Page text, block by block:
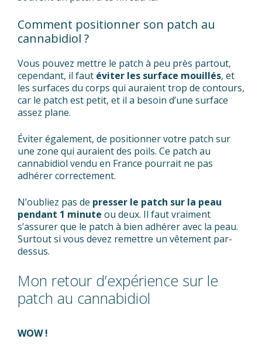
Comment positionner son patch au
cannabidiol ?
Vous pouvez mettre le patch à peu près partout,
cependant, il faut éviter les surface mouillés, et
les surfaces du corps qui auraient trop de contours,
car le patch est petit, et il a besoin d’une surface
assez plane.
Éviter également, de positionner votre patch sur
une zone qui auraient des poils. Ce patch au
cannabidiol vendu en France pourrait ne pas
adhérer correctement.
N’oubliez pas de presser le patch sur la peau
pendant 1 minute ou deux. Il faut vraiment
s’assurer que le patch à bien adhérer avec la peau.
Surtout si vous devez remettre un vêtement par-
dessus.
Mon retour d’expérience sur le
patch au cannabidiol
WOW !